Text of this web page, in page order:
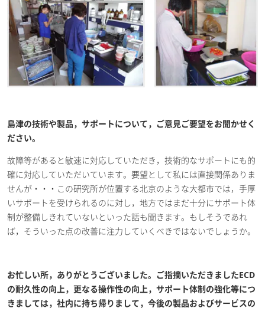
島津の技術や製品，サポートについて，ご意見ご要望をお聞かせく
ださい。
故障等があると敏速に対応していただき，技術的なサポートにも的
確に対応していただいています。要望として私には直接関係ありま
せんが・・・この研究所が位置する北京のような大都市では，手厚
いサポートを受けられるのに対し，地方ではまだ十分にサポート体
制が整備しきれていないといった話も聞きます。もしそうであれ
ば，そういった点の改善に注力していくべきではないでしょうか。
お忙しい所，ありがとうございました。ご指摘いただきましたECD
の耐久性の向上，更なる操作性の向上，サポート体制の強化等につ
きましては，社内に持ち帰りまして，今後の製品およびサービスの